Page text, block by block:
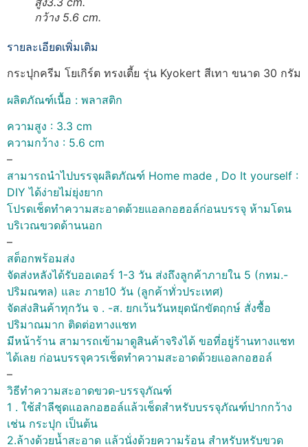
กว้าง 5.6 cm.
รายละเอียดเพิ่มเติม
กระปุกครีม โยเกิร์ต ทรงเตี้ย รุ่น Kyokert สีเทา ขนาด 30 กรัม
ผลิตภัณฑ์เนื้อ : พลาสติก
ความสูง : 3.3 cm
ความกว้าง : 5.6 cm
–
สามารถนำไปบรรจุผลิตภัณฑ์ Home made , Do It yourself :
DIY ได้ง่ายไม่ยุ่งยาก
โปรดเช็ดทำความสะอาดด้วยแอลกอฮอล์ก่อนบรรจุ ห้ามโดน
บริเวณขวดด้านนอก
–
สต็อกพร้อมส่ง
จัดส่งหลังได้รับออเดอร์ 1-3 วัน ส่งถึงลูกค้าภายใน 5 (กทม.-
ปริมณฑล) และ ภาย10 วัน (ลูกค้าทั่วประเทศ)
จัดส่งสินค้าทุกวัน จ . -ส. ยกเว้นวันหยุดนักขัตฤกษ์ สั่งซื้อ
ปริมาณมาก ติดต่อทางแชท
มีหน้าร้าน สามารถเข้ามาดูสินค้าจริงได้ ขอที่อยู่ร้านทางแชท
ได้เลย ก่อนบรรจุควรเช็ดทำความสะอาดด้วยแอลกอฮอล์
–
วิธีทำความสะอาดขวด-บรรจุภัณฑ์
1 . ใช้สำลีชุดแอลกอฮอล์แล้วเช็ดสำหรับบรรจุภัณฑ์ปากกว้าง
เช่น กระปุก เป็นต้น
2.ล้างด้วยน้ำสะอาด แล้วนั่งด้วยความร้อน สำหรับหรับขวด